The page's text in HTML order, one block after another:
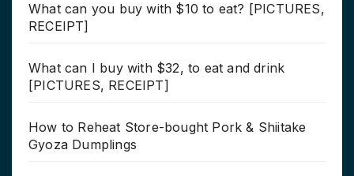
What can you buy with $10 to eat? [PICTURES,
RECEIPT]
What can I buy with $32, to eat and drink
[PICTURES, RECEIPT]
How to Reheat Store-bought Pork & Shiitake
Gyoza Dumplings